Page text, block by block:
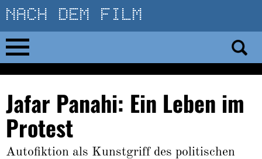
Direkt
zum
Inhalt
Home
No 23
No 01–22
Jafar Panahi: Ein Leben im
Protest
Autofiktion als Kunstgriff des politischen